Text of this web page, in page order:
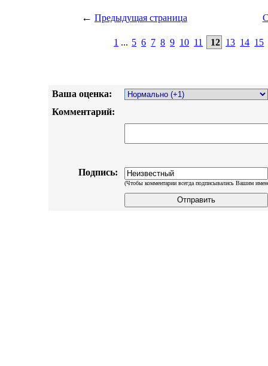
← Предыдущая страница
1 ... 5 6 7 8 9 10 11 12 13 14 15
Ваша оценка:
Комментарий:
Подпись:
(Чтобы комментарии всегда подписывались Вашим